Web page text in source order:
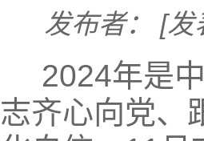
发布者： [发
2024年是
志齐心向党、